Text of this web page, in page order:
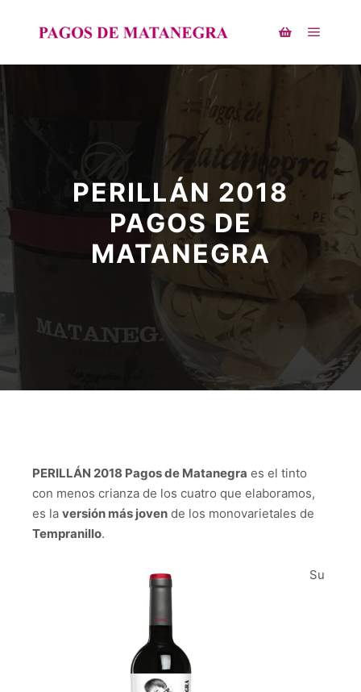
PERILLÁN 2018
PAGOS DE
MATANEGRA
PERILLÁN 2018 Pagos de Matanegra es el tinto
con menos crianza de los cuatro que elaboramos,
es la versión más joven de los monovarietales de
Tempranillo.
Su